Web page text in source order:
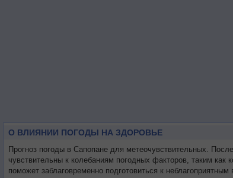
О ВЛИЯНИИ ПОГОДЫ НА ЗДОРОВЬЕ
Прогноз погоды в Сапопане для метеочувствительных.
чувствительны к колебаниям погодных факторов, таким
поможет заблаговременно подготовиться к